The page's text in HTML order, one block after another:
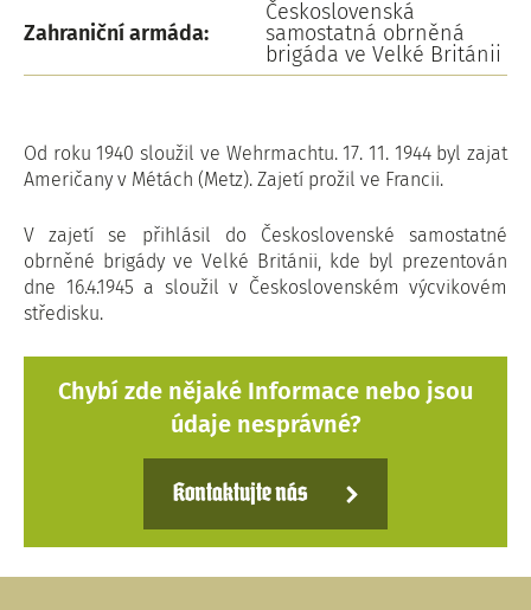
Zahraniční armáda:
Československá
samostatná obrněná
brigáda ve Velké Británii
Od roku 1940 sloužil ve Wehrmachtu. 17. 11. 1944 byl zajat
Američany v Métách (Metz). Zajetí prožil ve Francii.
V zajetí se přihlásil do Československé samostatné
obrněné brigády ve Velké Británii, kde byl prezentován
dne 16.4.1945 a sloužil v Československém výcvikovém
středisku.
Chybí zde nějaké Informace nebo jsou
údaje nesprávné?
Kontaktujte nás